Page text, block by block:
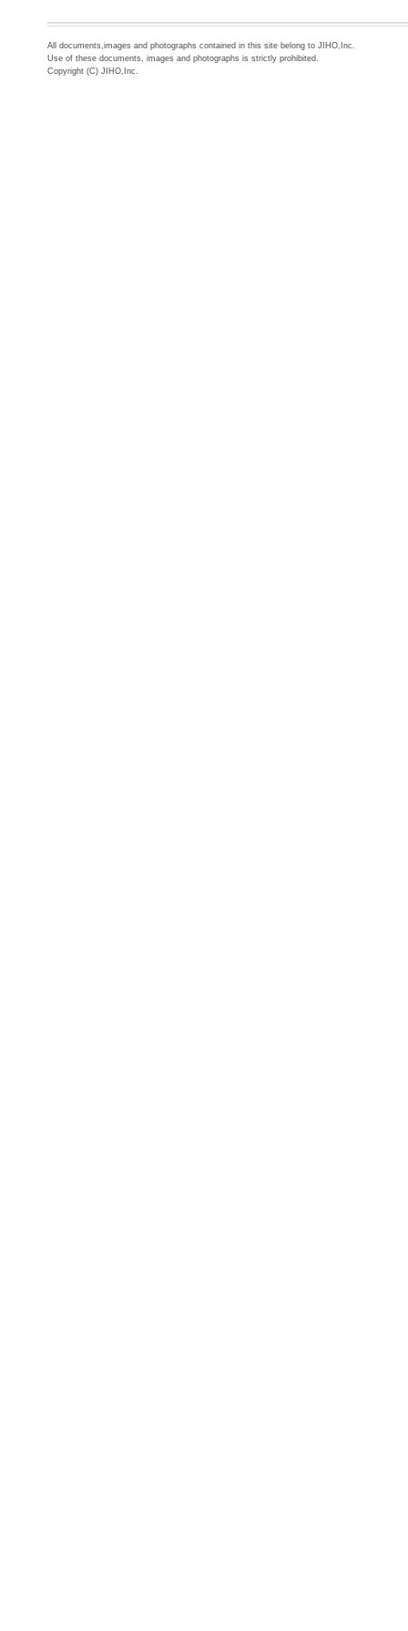
All documents,images and photographs contained in this site belong to JIHO,Inc.
Use of these documents, images and photographs is strictly prohibited.
Copyright (C) JIHO,Inc.